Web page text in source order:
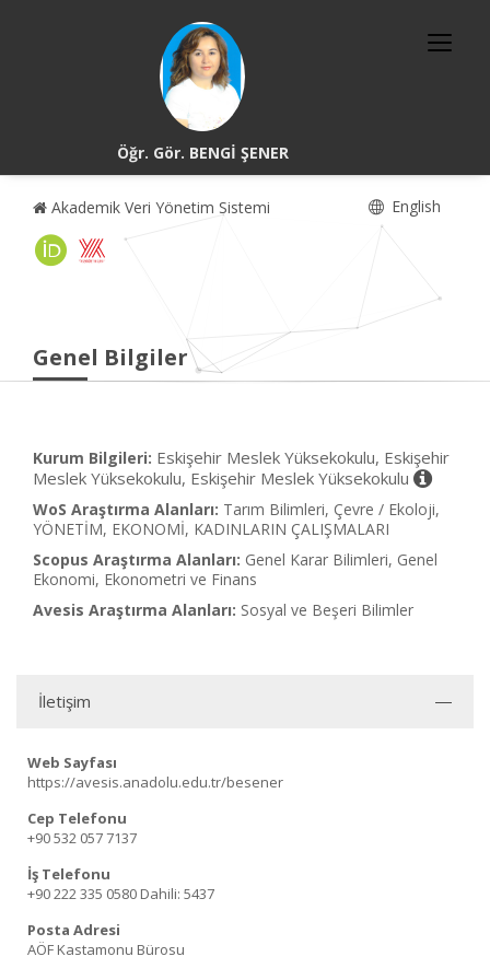
Öğr. Gör. BENGİ ŞENER
Akademik Veri Yönetim Sistemi English
Genel Bilgiler
Kurum Bilgileri: Eskişehir Meslek Yüksekokulu, Eskişehir
Meslek Yüksekokulu, Eskişehir Meslek Yüksekokulu
WoS Araştırma Alanları: Tarım Bilimleri, Çevre / Ekoloji,
YÖNETİM, EKONOMİ, KADINLARIN ÇALIŞMALARI
Scopus Araştırma Alanları: Genel Karar Bilimleri, Genel
Ekonomi, Ekonometri ve Finans
Avesis Araştırma Alanları: Sosyal ve Beşeri Bilimler
İletişim
Web Sayfası
https://avesis.anadolu.edu.tr/besener
Cep Telefonu
+90 532 057 7137
İş Telefonu
+90 222 335 0580 Dahili: 5437
Posta Adresi
AÖF Kastamonu Bürosu